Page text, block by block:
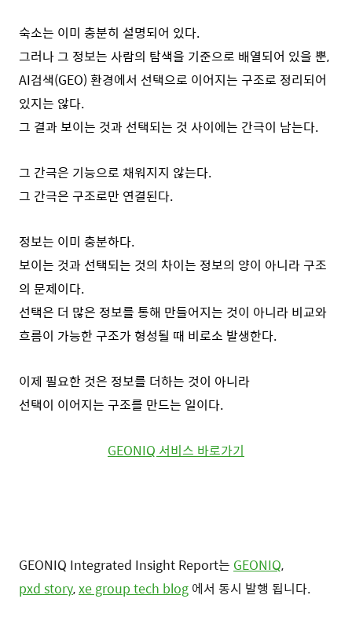
숙소는 이미 충분히 설명되어 있다.
그러나 그 정보는 사람의 탐색을 기준으로 배열되어 있을 뿐,
AI검색(GEO) 환경에서 선택으로 이어지는 구조로 정리되어
있지는 않다.
그 결과 보이는 것과 선택되는 것 사이에는 간극이 남는다.
그 간극은 기능으로 채워지지 않는다.
그 간극은 구조로만 연결된다.
정보는 이미 충분하다.
보이는 것과 선택되는 것의 차이는 정보의 양이 아니라 구조
의 문제이다.
선택은 더 많은 정보를 통해 만들어지는 것이 아니라 비교와
흐름이 가능한 구조가 형성될 때 비로소 발생한다.
이제 필요한 것은 정보를 더하는 것이 아니라
선택이 이어지는 구조를 만드는 일이다.
GEONIQ 서비스 바로가기
GEONIQ Integrated Insight Report는 GEONIQ,
pxd story,xe group tech blog 에서 동시 발행 됩니다.